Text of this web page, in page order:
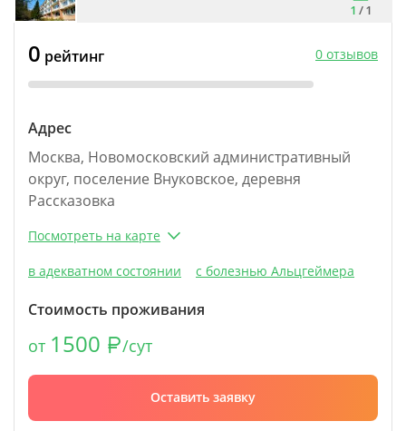
1 /1
0 рейтинг 0 отзывов
Адрес
Москва, Новомосковский административный
округ, поселение Внуковское, деревня
Рассказовка
Посмотреть на карте
в адекватном состоянии с болезнью Альцгеймера
Стоимость проживания
от 1500 /сут
Оставить заявку